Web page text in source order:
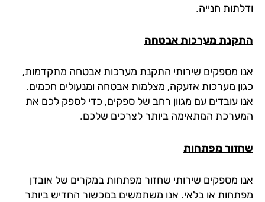
חנייה.
מערכות אבטחה
מספקים שירותי התקנת מערכות אבטחה מתקדמות,
מערכות אזעקה, מצלמות אבטחה ומנעולים חכמים.
עובדים עם מגוון רחב של ספקים, כדי לספק לכם את
המתאימה ביותר לצרכים שלכם.
מפתחות
מספקים שירותי שחזור מפתחות במקרים של אובדן
או בלאי. אנו משתמשים במכשור החדיש ביותר